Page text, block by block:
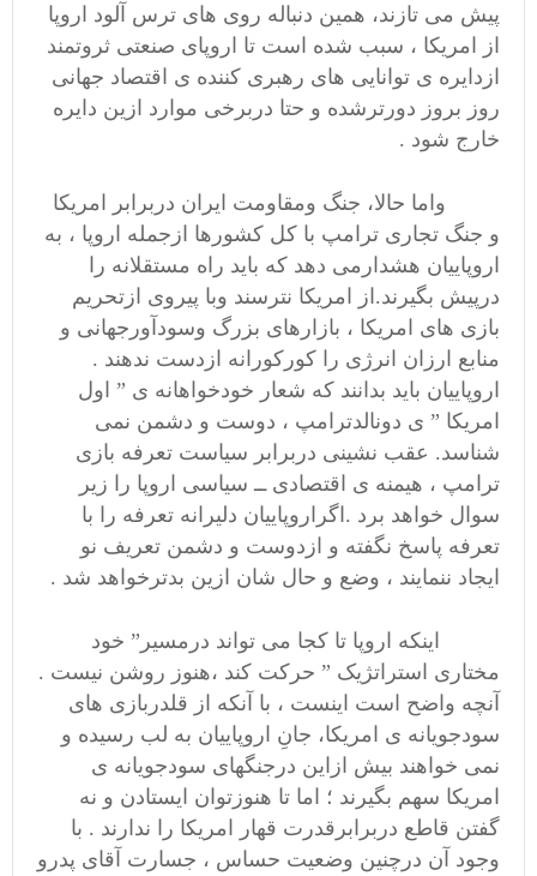
پیش می تازند، همین دنباله روی های ترس آلود اروپا
از امریکا ، سبب شده است تا اروپای صنعتی ثروتمند
ازدایره ی توانایی های رهبری کننده ی اقتصاد جهانی
روز بروز دورترشده و حتا دربرخی موارد ازین دایره
خارج شود .
واما حالا، جنگ ومقاومت ایران دربرابر امریکا
و جنگ تجاری ترامپ با کل کشورها ازجمله اروپا ، به
اروپاییان هشدارمی دهد که باید راه مستقلانه را
درپیش بگیرند.از امریکا نترسند وبا پیروی ازتحریم
بازی های امریکا ، بازارهای بزرگ وسودآورجهانی و
منابع ارزان انرژی را کورکورانه ازدست ندهند .
اروپاییان باید بدانند که شعار خودخواهانه ی ” اول
امریکا ” ی دونالدترامپ ، دوست و دشمن نمی
شناسد. عقب نشینی دربرابر سیاست تعرفه بازی
ترامپ ، هیمنه ی اقتصادی ــ سیاسی اروپا را زیر
سوال خواهد برد .اگراروپاییان دلیرانه تعرفه را با
تعرفه پاسخ نگفته و ازدوست و دشمن تعریف نو
ایجاد ننمایند ، وضع و حال شان ازین بدترخواهد شد .
اینکه اروپا تا کجا می تواند درمسیر” خود
مختاری استراتژیک ” حرکت کند ،هنوز روشن نیست .
آنچه واضح است اینست ، با آنکه از قلدربازی های
سودجویانه ی امریکا، جانِ اروپاییان به لب رسیده و
نمی خواهند بیش ازاین درجنگهای سودجویانه ی
امریکا سهم بگیرند ؛ اما تا هنوزتوان ایستادن و نه
گفتن قاطع دربرابرقدرت قهار امریکا را ندارند . با
وجود آن درچنین وضعیت حساس ، جسارت آقای پدرو